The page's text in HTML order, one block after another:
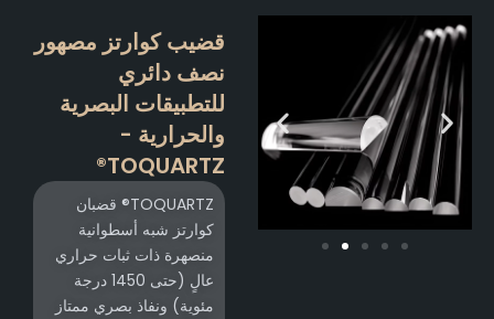
قضيب كوارتز مصهور
نصف دائري
للتطبيقات البصرية
والحرارية -
TOQUARTZ®
TOQUARTZ® قضبان
كوارتز شبه أسطوانية
منصهرة ذات ثبات حراري
عالٍ (حتى 1450 درجة
مئوية) ونفاذ بصري ممتاز